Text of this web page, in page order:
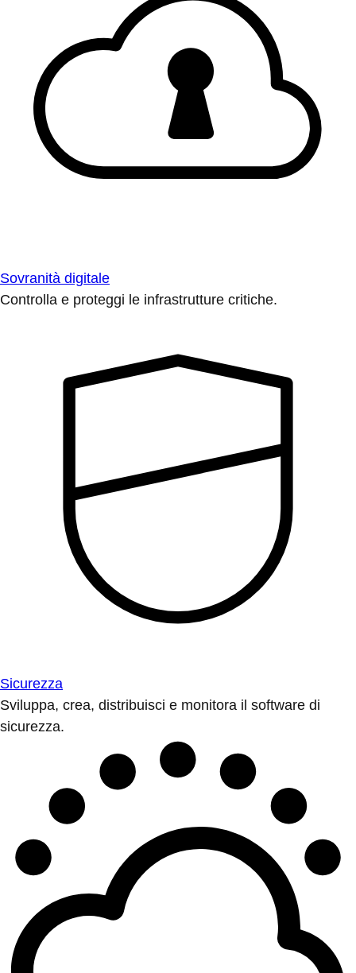
Sovranità digitale
Controlla e proteggi le infrastrutture critiche.
Sicurezza
Sviluppa, crea, distribuisci e monitora il software di
sicurezza.